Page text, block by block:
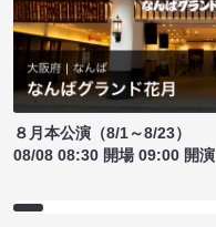
８月本公演（8/1～8/23）
08/08 08:30 開場 09:00 開演